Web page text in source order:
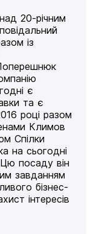
20-річним
із
є
та є
році разом
Климов
Спілки
на сьогодні
посаду він
завданням
бізнес-
інтересів